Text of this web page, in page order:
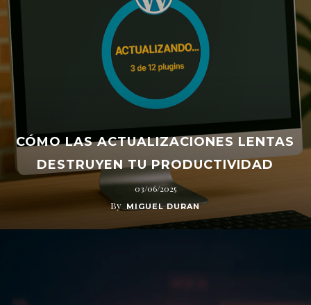
CÓMO LAS ACTUALIZACIONES LENTAS
DESTRUYEN TU PRODUCTIVIDAD
03/06/2025
By MIGUEL DURAN